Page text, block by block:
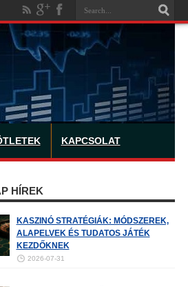
KAPCSOLAT
HÍREK
KASZINÓ STRATÉGIÁK: MÓDSZEREK,
ALAPELVEK ÉS TUDATOS JÁTÉK
KEZDŐKNEK
2026-07-31